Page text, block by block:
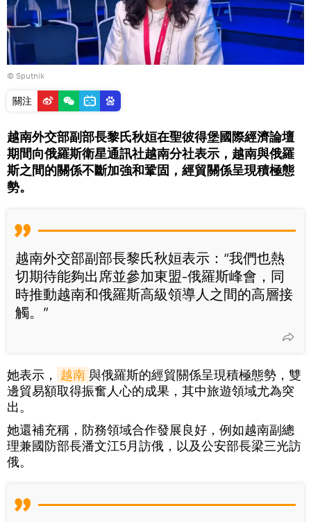
© Sputnik
關注
越南外交部副部長黎氏秋姮在聖彼得堡國際經濟論壇
期間向俄羅斯衛星通訊社越南分社表示，越南與俄羅
斯之間的關係不斷加強和鞏固，經貿關係呈現積極態
勢。
越南外交部副部長黎氏秋姮表示：“我們也熱
切期待能夠出席並參加東盟-俄羅斯峰會，同
時推動越南和俄羅斯高級領導人之間的高層接
觸。”
她表示， 越南 與俄羅斯的經貿關係呈現積極態勢，雙
邊貿易額取得振奮人心的成果，其中旅遊領域尤為突
出。
她還補充稱，防務領域合作發展良好，例如越南副總
理兼國防部長潘文江5月訪俄，以及公安部長梁三光訪
俄。